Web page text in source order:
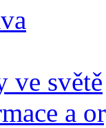
ve světě
a